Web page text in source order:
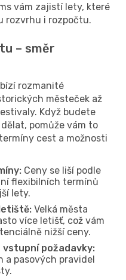
vám zajistí lety, které
rozvrhu i rozpočtu.
– směr
rozmanité
městeček až
Když budete
pomůže vám to
cest a možnosti
Ceny se liší podle
flexibilních termínů
lety.
Velká města
více letišť, což vám
nižší ceny.
požadavky:
a pasových pravidel